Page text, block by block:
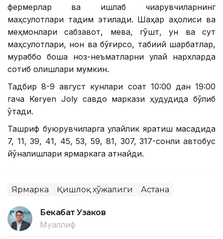
фермерлар ва ишлаб чиқарувчиларнинг
маҳсулотлари тақдим этилади. Шаҳар аҳолиси ва
меҳмонлари сабзавот, мева, гўшт, ун ва сут
маҳсулотлари, нон ва бўғирсоқ, табиий шарбатлар,
мураббо бошқа ноз-неъматларни қулай нархларда
сотиб олишлари мумкин.
Тадбир 8-9 август кунлари соат 10:00 дан 19:00
гача Keryen Joly савдо маркази ҳудудида бўлиб
ўтади.
Ташриф буюрувчиларга қулайлик яратиш мақсадида
7, 11, 39, 41, 45, 53, 59, 81, 307, 317-сонли автобус
йўналишлари ярмаркага қатнайди.
Ярмарка Қишлоқ хўжалиги Астана
Бекабат Узаков
Муаллиф